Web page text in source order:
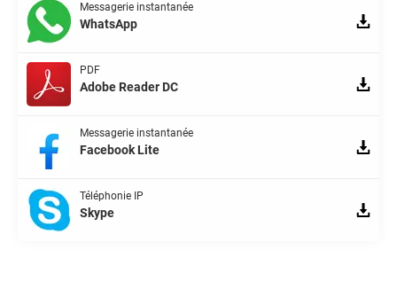
Messagerie instantanée
WhatsApp
PDF
Adobe Reader DC
Messagerie instantanée
Facebook Lite
Téléphonie IP
Skype